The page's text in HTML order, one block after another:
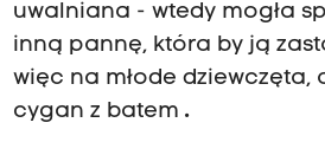
uwalniana - wtedy mogła
inną pannę, która by ją
więc na młode dziewczęta,
cygan z batem .